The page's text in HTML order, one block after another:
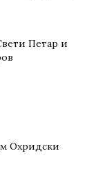
Петар и
Охридски